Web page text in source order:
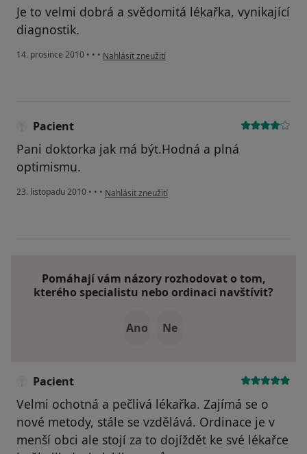
Je to velmi dobrá a svědomitá lékařka, vynikající
diagnostik.
14. prosince 2010 • • • podle názoru uživatele Pacient
Nahlásit zneužití
Pacient
Pani doktorka jak má být.Hodná a plná
optimismu.
23. listopadu 2010 • • • podle názoru uživatele Pacient
Nahlásit zneužití
Pomáhají vám názory rozhodovat o tom,
kterého specialistu nebo ordinaci navštívit?
Ano Ne
Pacient
Velmi ochotná a pečlivá lékařka. Zajímá se o
nové metody, stále se vzdělává. Ordinace je v
menší obci ale stojí za to dojíždět ke své lékařce